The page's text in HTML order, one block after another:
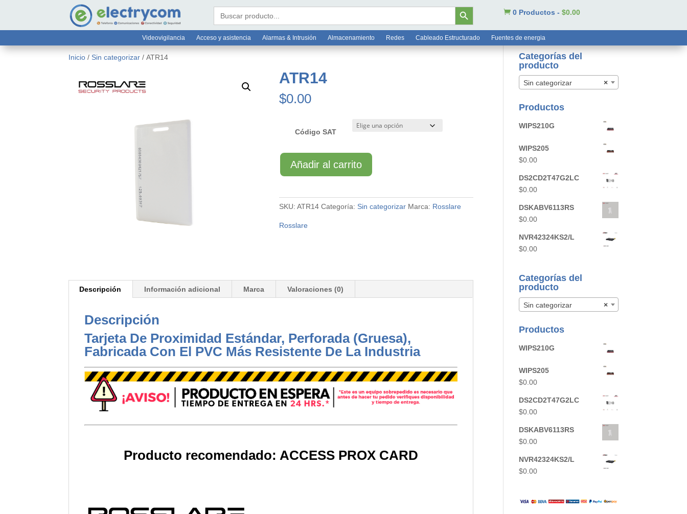
 online@electrycom.mx 33 3826 7812
Buscar: Botón de búsqueda
 0 Productos - $0.00
Videovigilancia Acceso y asistencia Alarmas & Intrusión Almacenamiento Redes Cableado Estructurado Fuentes de energia
Inicio / Sin categorizar / ATR14
ATR14
$0.00
Código SAT
ATR14
cantidad
Añadir al carrito
SKU:ATR14 Categoría: Sin categorizar Marca: Rosslare
Rosslare
Descripción Información adicional Marca Valoraciones (0)
Descripción
Tarjeta De Proximidad Estándar, Perforada (Gruesa),
Fabricada Con El PVC Más Resistente De La Industria
Producto recomendado: ACCESS PROX CARD
Categorías del
producto
×
Sin categorizar
Productos
WIPS210G
WIPS205
$0.00
DS2CD2T47G2LC
$0.00
DSKABV6113RS
$0.00
NVR42324KS2/L
$0.00
Categorías del
producto
×
Sin categorizar
Productos
WIPS210G
WIPS205
$0.00
DS2CD2T47G2LC
$0.00
DSKABV6113RS
$0.00
NVR42324KS2/L
$0.00